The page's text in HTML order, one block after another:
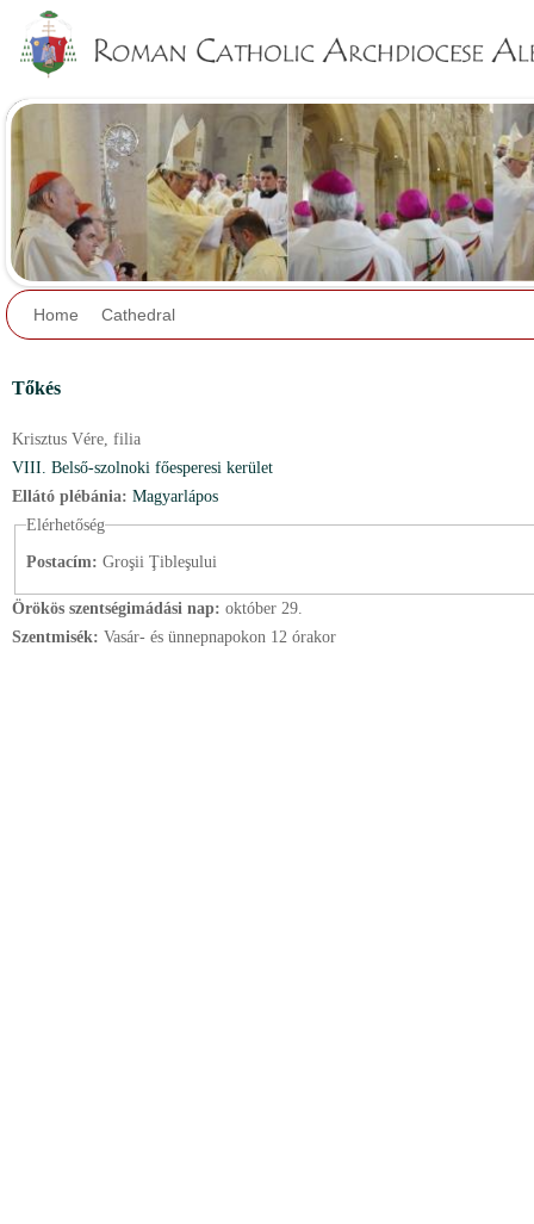
Home Cathedral
Tőkés
Krisztus Vére, filia
VIII. Belső-szolnoki főesperesi kerület
Ellátó plébánia: Magyarlápos
Elérhetőség
Postacím: Groşii Ţibleşului
Örökös szentségimádási nap: október 29.
Szentmisék: Vasár- és ünnepnapokon 12 órakor